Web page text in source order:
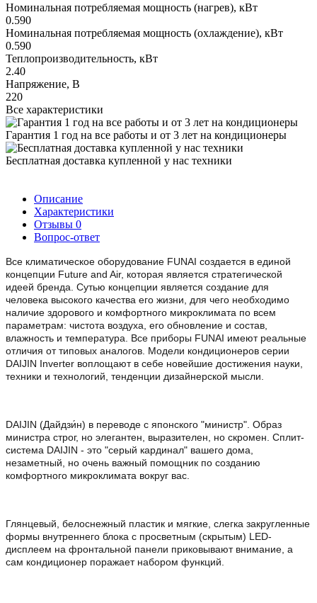
Номинальная потребляемая мощность (нагрев), кВт
0.590
Номинальная потребляемая мощность (охлаждение), кВт
0.590
Теплопроизводительность, кВт
2.40
Напряжение, В
220
Все характеристики
Гарантия 1 год на все работы и от 3 лет на кондиционеры
Бесплатная доставка купленной у нас техники
Описание
Характеристики
Отзывы 0
Вопрос-ответ
Все климатическое оборудование FUNAI создается в единой
концепции Future and Air, которая является стратегической
идеей бренда. Сутью концепции является создание для
человека высокого качества его жизни, для чего необходимо
наличие здорового и комфортного микроклимата по всем
параметрам: чистота воздуха, его обновление и состав,
влажность и температура. Все приборы FUNAI имеют реальные
отличия от типовых аналогов. Модели кондиционеров серии
DAIJIN Inverter воплощают в себе новейшие достижения науки,
техники и технологий, тенденции дизайнерской мысли.
DAIJIN (Дайдзи́н) в переводе с японского "министр". Образ
министра строг, но элегантен, выразителен, но скромен. Сплит-
система DAIJIN - это "серый кардинал" вашего дома,
незаметный, но очень важный помощник по созданию
комфортного микроклимата вокруг вас.
Глянцевый, белоснежный пластик и мягкие, слегка закругленные
формы внутреннего блока с просветным (скрытым) LED-
дисплеем на фронтальной панели приковывают внимание, а
сам кондиционер поражает набором функций.